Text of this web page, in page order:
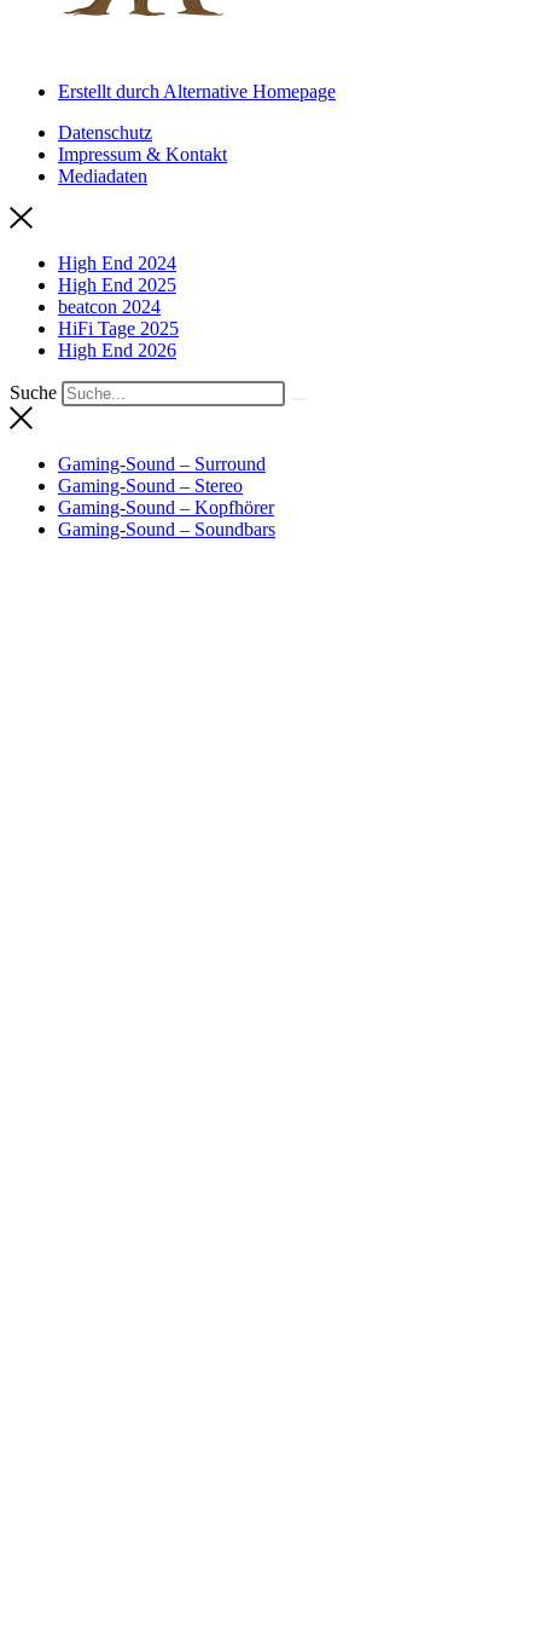
Erstellt durch Alternative Homepage
Datenschutz
Impressum & Kontakt
Mediadaten
High End 2024
High End 2025
beatcon 2024
HiFi Tage 2025
High End 2026
Suche
Gaming-Sound – Surround
Gaming-Sound – Stereo
Gaming-Sound – Kopfhörer
Gaming-Sound – Soundbars